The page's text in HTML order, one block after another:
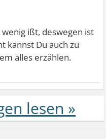
wenig ißt, deswegen ist
kannst Du auch zu
alles erzählen.